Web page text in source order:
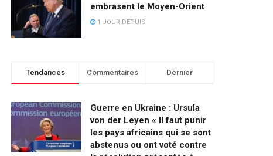
embrasent le Moyen-Orient
1 JOUR DEPUIS
Tendances Commentaires Dernier
Guerre en Ukraine : Ursula
von der Leyen « Il faut punir
les pays africains qui se sont
abstenus ou ont voté contre